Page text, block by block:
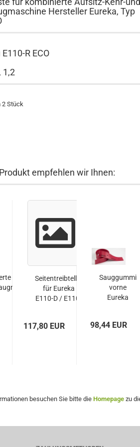
Hersteller Eureka, Typ
R ECO
1,2
2 Stück
empfehlen wir Ihnen:
Kehr- undSeitentreibteller
für Eureka
E110-D / E110-
117,80 EUR
Sauggummi
vorne
Eureka
98,44 EUR
besuchen Sie bitte dieHomepage zu